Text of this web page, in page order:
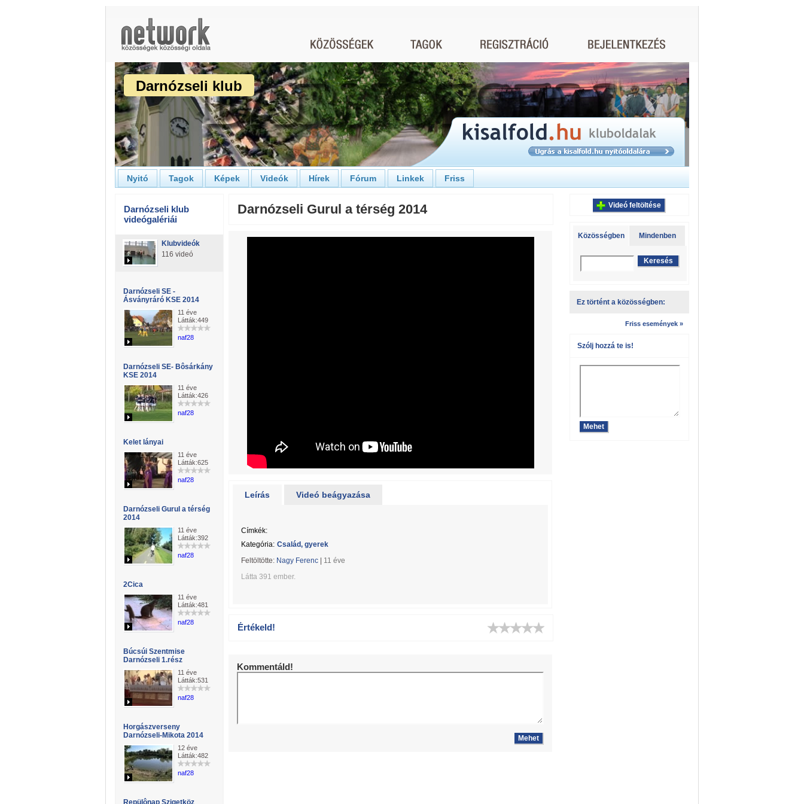
Darnózseli klub
Nyitó Tagok Képek Videók Hírek Fórum Linkek Friss
Darnózseli klub
videógalériái
Klubvideók
116 videó
Darnózseli SE -
Ásványráró KSE 2014
11 éve
Látták:449
naf28
Darnózseli SE- Bôsárkány
KSE 2014
11 éve
Látták:426
naf28
Kelet lányai
11 éve
Látták:625
naf28
Darnózseli Gurul a térség
2014
11 éve
Látták:392
naf28
2Cica
11 éve
Látták:481
naf28
Búcsúi Szentmise
Darnózseli 1.rész
11 éve
Látták:531
naf28
Horgászverseny
Darnózseli-Mikota 2014
12 éve
Látták:482
naf28
Repülônap Szigetköz
Darnózseli Gurul a térség 2014
Leírás Videó beágyazása
Címkék:
Kategória: Család, gyerek
Feltöltötte: Nagy Ferenc
11 éve
Látta 391 ember.
Értékeld!
Kommentáld!
Videó feltöltése
Közösségben Mindenben
Ez történt a közösségben:
Friss események »
Szólj hozzá te is!